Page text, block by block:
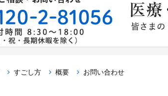
すごし方 概要 お問い合わせ